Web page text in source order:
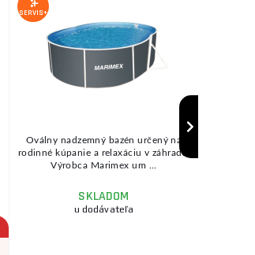
SERVIS+
Oválny nadzemný bazén určený na
rodinné kúpanie a relaxáciu v záhrade.
Výrobca Marimex um ...
SKLADOM
u dodávateľa